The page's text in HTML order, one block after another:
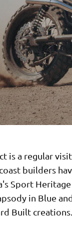
is a regular
builders
Sport
in Blue
Built creations.